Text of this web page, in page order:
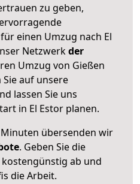
zu geben,
einen Umzug nach El
Netzwerkder
Umzug von Gießen
Sie auf unsere
lassen Sie uns
in El Estor planen.
übersenden wir
. Geben Sie die
ab und
die Arbeit.